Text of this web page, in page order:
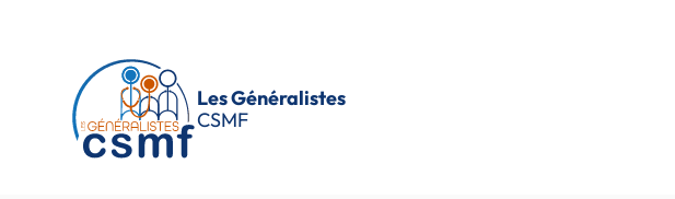
Les Généralistes
CSMF